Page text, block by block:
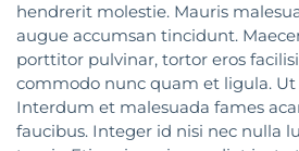
hendrerit molestie. Mauris
augue accumsan tincidunt.
porttitor pulvinar, tortor eros
commodo nunc quam et ligula. Ut
Interdum et malesuada fames
faucibus. Integer id nisi nec nulla